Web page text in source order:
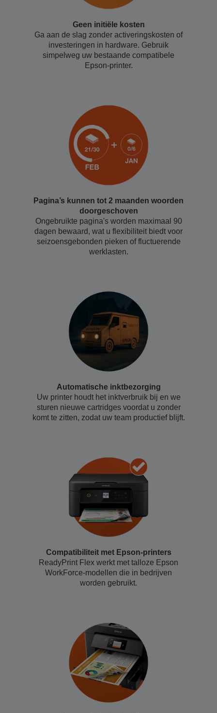
Geen initiële kosten
Ga aan de slag zonder activeringskosten of
investeringen in hardware. Gebruik
simpelweg uw bestaande compatibele
Epson-printer.
Pagina’s kunnen tot 2 maanden woorden
doorgeschoven
Ongebruikte pagina's worden maximaal 90
dagen bewaard, wat u flexibiliteit biedt voor
seizoensgebonden pieken of fluctuerende
werklasten.
Automatische inktbezorging
Uw printer houdt het inktverbruik bij en we
sturen nieuwe cartridges voordat u zonder
komt te zitten, zodat uw team productief blijft.
Compatibiliteit met Epson-printers
ReadyPrint Flex werkt met talloze Epson
WorkForce-modellen die in bedrijven
worden gebruikt.